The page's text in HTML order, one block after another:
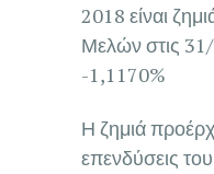
2018 είναι
Μελών στις
-1,1170%
Η ζημιά
επενδύσεις